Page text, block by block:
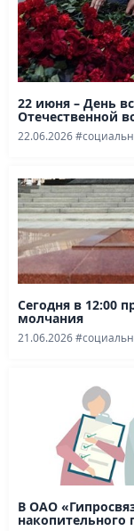
22 июня – День
Отечественной
22.06.2026
Сегодня в 12:00
молчания
21.06.2026
В ОАО
накопительного